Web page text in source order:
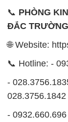
📞 PHÒNG
ĐẮC
🌐 Website:
📞 Hotline: -
-
028.3756.1842
-